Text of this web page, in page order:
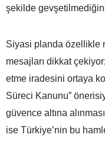
şekilde
Siyasi planda özellikle
mesajları dikkat
etme iradesini ortaya
Süreci Kanunu”
güvence altına
ise Türkiye’nin bu